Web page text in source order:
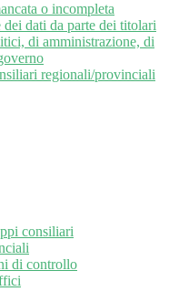
o incompleta
dati da parte dei titolari
di amministrazione, di
regionali/provinciali
consiliari
di controllo